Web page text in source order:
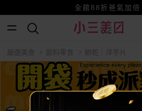
賺美幣~換好禮~立即
小三美日x全支付~美幣+全點
全館88折爸氣加倍
嚴選美食 飲料零食 餅乾｜洋芋片